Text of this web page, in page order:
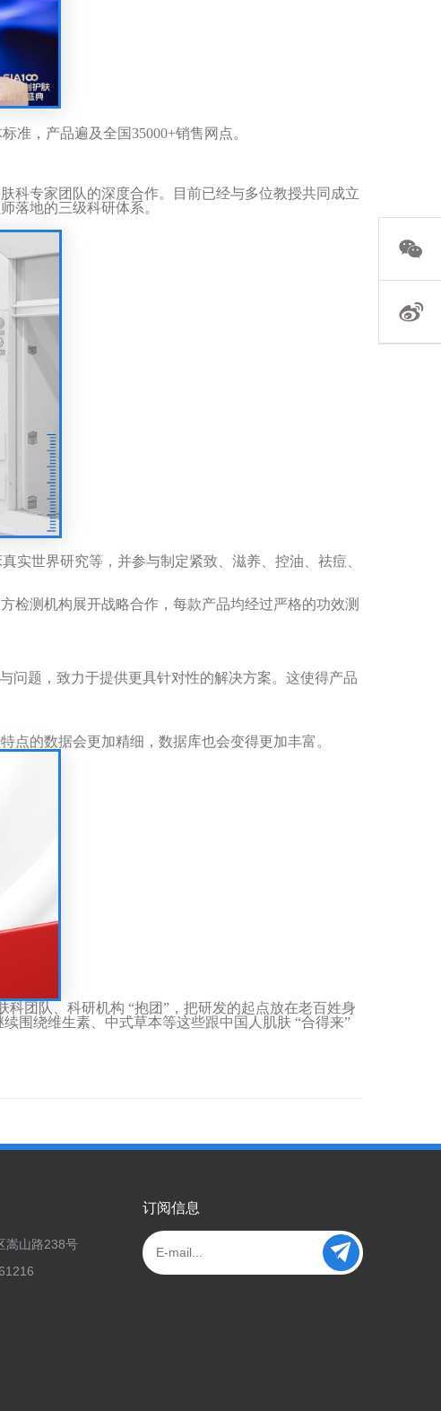
准，产品遍及全国35000+销售网点。
科专家团队的深度合作。目前已经与多位教授共同成立
落地的三级科研体系。
实世界研究等 ， 并参与制定紧致、滋养、控油、祛痘、
检测机构展开战略合作，每款产品均经过严格的功效测
问题，致力于提供更具针对性的解决方案。这使得产品
点的数据会更加精细，数据库也会变得更加丰富。
科团队、科研机构 “抱团” ，把研发的起点放在老百姓身
续围绕维生素、中式草本等这些跟中国人肌肤 “合得来”
嵩山路238号
订阅信息